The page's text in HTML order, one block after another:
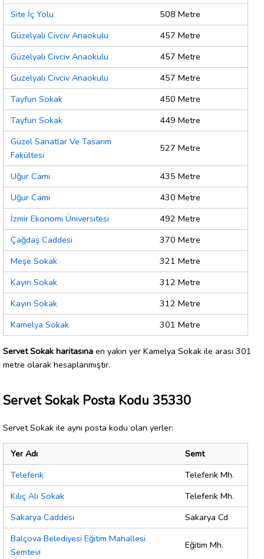
Site İç Yolu
508 Metre
Güzelyalı Civciv Anaokulu
457 Metre
Güzelyalı Civciv Anaokulu
457 Metre
Güzelyalı Civciv Anaokulu
457 Metre
Tayfun Sokak
450 Metre
Tayfun Sokak
449 Metre
Güzel Sanatlar Ve Tasarım
Fakültesi
527 Metre
Uğur Cami
435 Metre
Uğur Cami
430 Metre
İzmir Ekonomi Üniversitesi
492 Metre
Çağdaş Caddesi
370 Metre
Meşe Sokak
321 Metre
Kayın Sokak
312 Metre
Kayın Sokak
312 Metre
Kamelya Sokak
301 Metre
Servet Sokak haritasına en yakın yer Kamelya Sokak ile arası 301
metre olarak hesaplanmıştır.
Servet Sokak Posta Kodu 35330
Servet Sokak ile aynı posta kodu olan yerler:
Yer Adı
Semt
Teleferik
Teleferik Mh.
Kılıç Ali Sokak
Teleferik Mh.
Sakarya Caddesi
Sakarya Cd
Balçova Belediyesi Eğitim Mahallesi
Semtevi
Eğitim Mh.